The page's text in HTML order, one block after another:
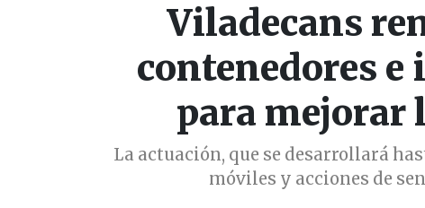
Viladecans
contenedores
para mejorar
La actuación, que se desarrollará
móviles y acciones de